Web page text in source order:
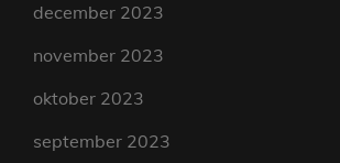
december 2023
november 2023
oktober 2023
september 2023